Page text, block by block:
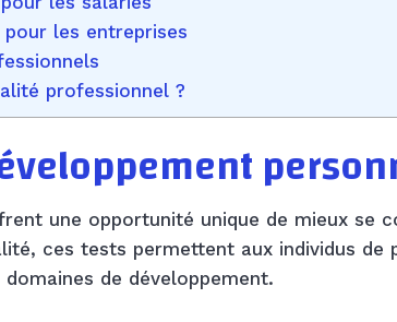
les entreprises
professionnel ?
une opportunité unique de mieux se
ces tests permettent aux individus de
de développement.